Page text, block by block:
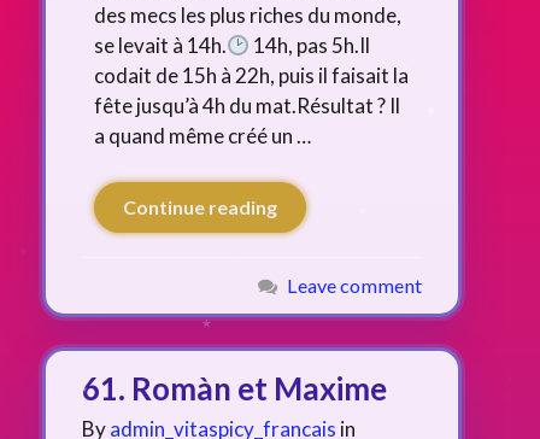
des mecs les plus riches du monde,
se levait à 14h.
14h, pas 5h.Il
codait de 15h à 22h, puis il faisait la
fête jusqu’à 4h du mat.Résultat ? Il
a quand même créé un …
Continue reading
Leave comment
61. Romàn et Maxime
Byadmin_vitaspicy_francais in